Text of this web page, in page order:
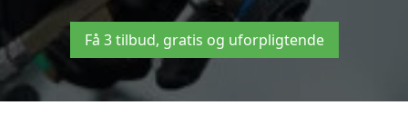
Få 3 tilbud, gratis og uforpligtende